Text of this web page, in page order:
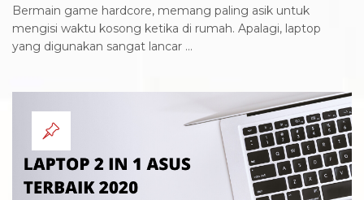
Bermain game hardcore, memang paling asik untuk
mengisi waktu kosong ketika di rumah. Apalagi, laptop
yang digunakan sangat lancar ...